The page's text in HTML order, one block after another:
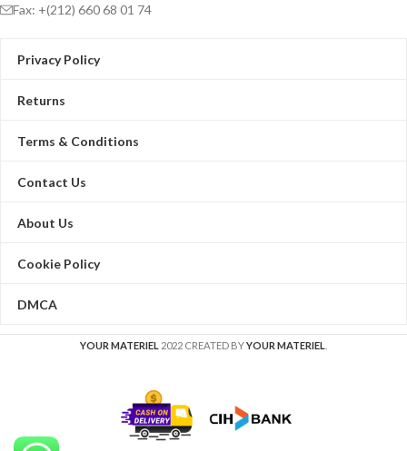
Fax: +(212) 660 68 01 74
Privacy Policy
Returns
Terms & Conditions
Contact Us
About Us
Cookie Policy
DMCA
YOUR MATERIEL 2022 CREATED BYYOUR MATERIEL